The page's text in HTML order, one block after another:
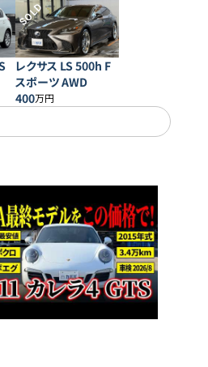
SOLD
レクサス LS 500h F
スポーツ AWD
400万円